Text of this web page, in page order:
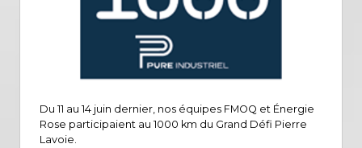
Du 11 au 14 juin dernier, nos équipes FMOQ et Énergie
Rose participaient au 1000 km du Grand Défi Pierre
Lavoie.